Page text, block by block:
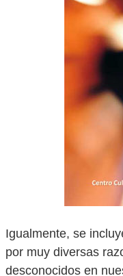
Igualmente, se
por muy diversas
desconocidos en